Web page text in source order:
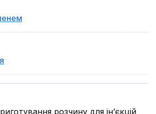
розчину для ін’єкцій